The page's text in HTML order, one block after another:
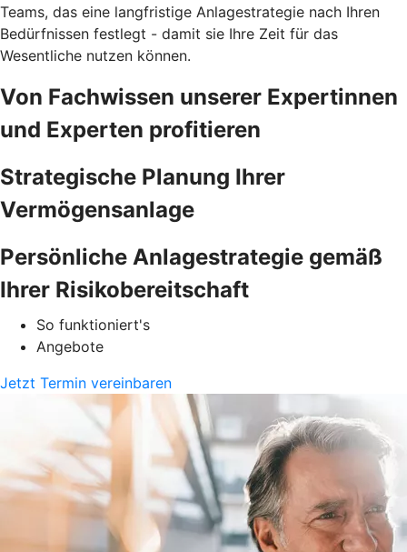
Teams, das eine langfristige Anlagestrategie nach Ihren
Bedürfnissen festlegt - damit sie Ihre Zeit für das
Wesentliche nutzen können.
Von Fachwissen unserer Expertinnen
und Experten profitieren
Strategische Planung Ihrer
Vermögensanlage
Persönliche Anlagestrategie gemäß
Ihrer Risikobereitschaft
So funktioniert's
Angebote
Jetzt Termin vereinbaren